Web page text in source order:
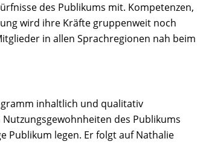
des Publikums mit. Kompetenzen,
wird ihre Kräfte gruppenweit noch
in allen Sprachregionen nah beim
inhaltlich und qualitativ
des Publikums
Publikum legen. Er folgt auf Nathalie